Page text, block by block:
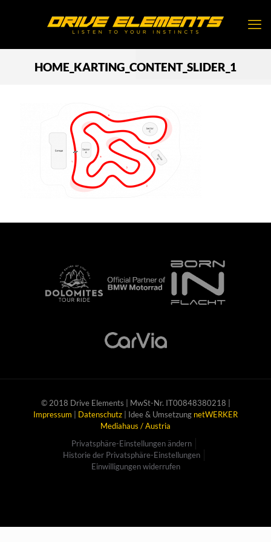
HOME_KARTING_CONTENT_SLIDER_1
© 2018 Drive Elements | MwSt-Nr. IT00848380218 |
Impressum
Datenschutz | Idee & Umsetzung netWERKER
Mediahaus / Austria
Privatsphäre-Einstellungen ändern
Historie der Privatsphäre-Einstellungen
Einwilligungen widerrufen